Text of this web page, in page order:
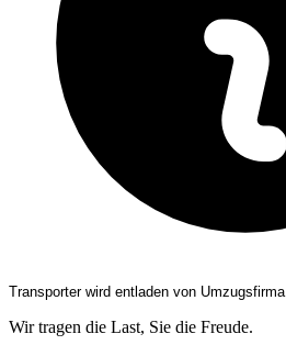
Transporter wird entladen von Umzugsfirma
Wir tragen die Last, Sie die Freude.